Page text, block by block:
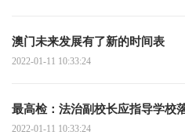
澳门未来发展有了新的时间表
2022-01-11 10:33:24
最高检：法治副校长应指导学校
2022-01-11 10:33:24